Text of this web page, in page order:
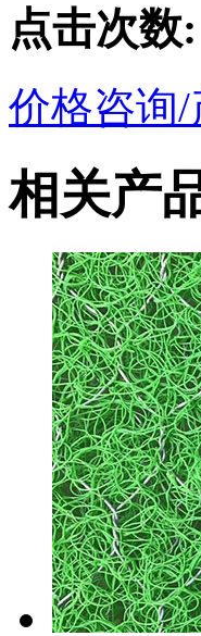
点击次数:
价格咨询/
相关产